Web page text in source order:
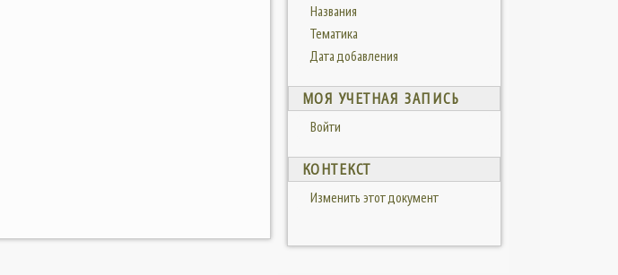
Названия
Тематика
Дата добавления
МОЯ УЧЕТНАЯ ЗАПИСЬ
Войти
КОНТЕКСТ
Изменить этот документ